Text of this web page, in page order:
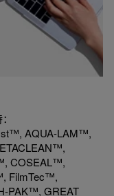
AQUA-LAM™,
COSEAL™,
FilmTec™,
PAK™, GREAT